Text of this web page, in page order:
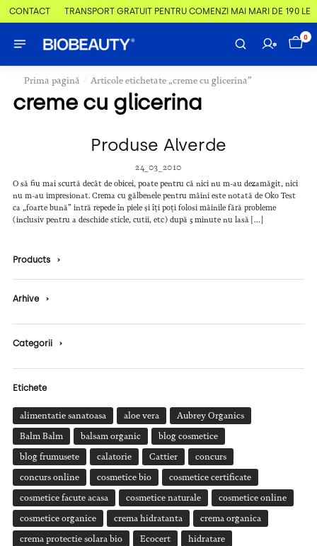
CONTACT TRANSPORT GRATUIT PENTRU COMENZI MAI MARI DE 190 LEI
0
Prima pagină / Articole etichetate „creme cu glicerina”
creme cu glicerina
Produse Alverde
24_03_2010
O să fiu mai scurtă decât de obicei, poate pentru că nici nu m-au dezamăgit, nici
nu m-au impresionat. Crema cu gălbenele pentru mâini este notată de Oko Test
ca „foarte bună” intră repede în piele și îți poți folosi mâinile fără probleme
(inclusiv pentru a deschide sticle, cutii, etc) după 5 minute nu lasă […]
Products ›
Arhive ›
Categorii ›
Etichete
alimentatie sanatoasa aloe vera Aubrey Organics
Balm Balm balsam organic blog cosmetice
blog frumusete calatorie Cattier concurs
concurs online cosmetice bio cosmetice certificate
cosmetice facute acasa cosmetice naturale cosmetice online
cosmetice organice crema hidratanta crema organica
crema protectie solara bio Ecocert hidratare